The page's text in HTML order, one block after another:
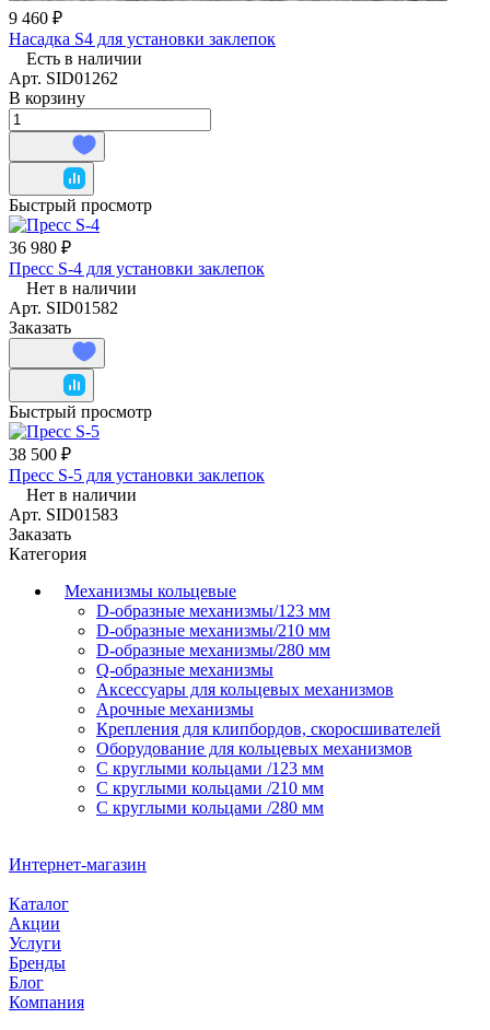
9 460 ₽
Насадка S4 для установки заклепок
Есть в наличии
Арт. SID01262
В корзину
Быстрый просмотр
36 980 ₽
Пресс S-4 для установки заклепок
Нет в наличии
Арт. SID01582
Заказать
Быстрый просмотр
38 500 ₽
Пресс S-5 для установки заклепок
Нет в наличии
Арт. SID01583
Заказать
Категория
Механизмы кольцевые
D-образные механизмы/123 мм
D-образные механизмы/210 мм
D-образные механизмы/280 мм
Q-образные механизмы
Аксессуары для кольцевых механизмов
Арочные механизмы
Крепления для клипбордов, скоросшивателей
Оборудование для кольцевых механизмов
С круглыми кольцами /123 мм
С круглыми кольцами /210 мм
С круглыми кольцами /280 мм
Интернет-магазин
Каталог
Акции
Услуги
Бренды
Блог
Компания